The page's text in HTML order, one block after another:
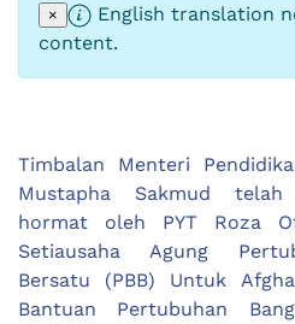
×
English translation
content.
Timbalan Menteri
Mustapha Sakmud telah
hormat oleh PYT Roza
Setiausaha Agung
Bersatu (PBB) Untuk
Bantuan Pertubuhan